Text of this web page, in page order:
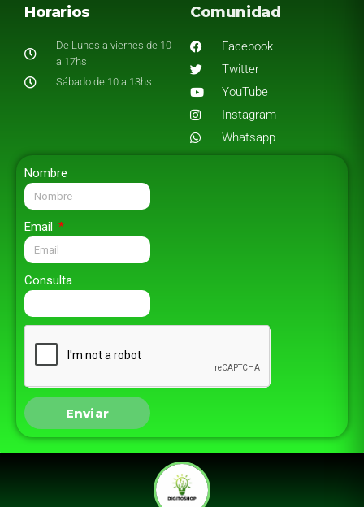
Horarios
De Lunes a viernes de 10
a 17hs
Sábado de 10 a 13hs
Comunidad
Facebook
Twitter
YouTube
Instagram
Whatsapp
Nombre
Email
Consulta
Enviar